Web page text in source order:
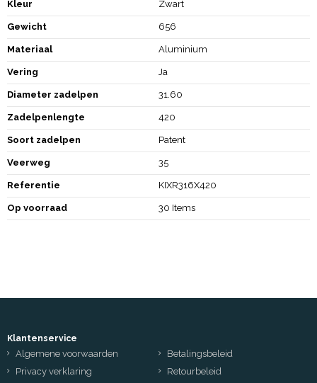
Kleur Zwart
Gewicht 656
Materiaal Aluminium
Vering Ja
Diameter zadelpen 31.60
Zadelpenlengte 420
Soort zadelpen Patent
Veerweg 35
Referentie KIXR316X420
Op voorraad 30 Items
Klantenservice
Algemene voorwaarden
Betalingsbeleid
Privacy verklaring
Retourbeleid